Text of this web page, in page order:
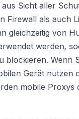
Sicht aller
Firewall als auch
gleichzeitig von
werden,
blockieren. Wenn
Gerät nutzen
mobile Proxys